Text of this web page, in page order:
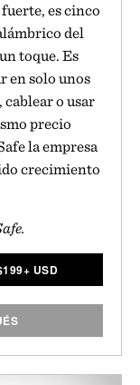
es cinco
del
toque. Es
en solo unos
o usar
precio
la empresa
crecimiento
199+ USD